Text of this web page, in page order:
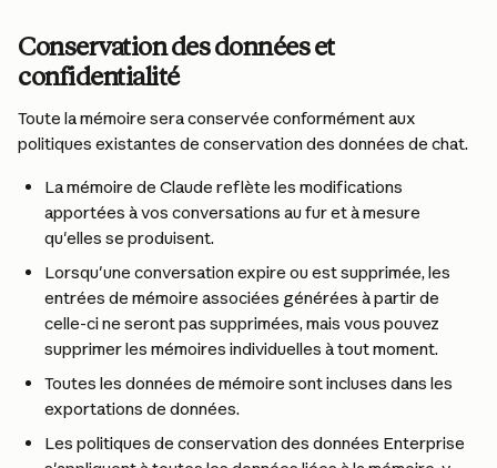
Conservation des données et
confidentialité
Toute la mémoire sera conservée conformément aux
politiques existantes de conservation des données de chat.
La mémoire de Claude reflète les modifications
apportées à vos conversations au fur et à mesure
qu'elles se produisent.
Lorsqu'une conversation expire ou est supprimée, les
entrées de mémoire associées générées à partir de
celle-ci ne seront pas supprimées, mais vous pouvez
supprimer les mémoires individuelles à tout moment.
Toutes les données de mémoire sont incluses dans les
exportations de données.
Les politiques de conservation des données Enterprise